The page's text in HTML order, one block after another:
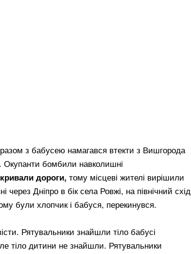
з бабусею намагався втекти з Вишгорода
Окупанти бомбили навколишні
дороги, тому місцеві жителі вирішили
через Дніпро в бік села Ровжі, на північний схід
були хлопчик і бабуся, перекинувся.
Рятувальники знайшли тіло бабусі
тіло дитини не знайшли. Рятувальники